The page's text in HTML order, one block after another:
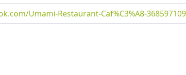
Umami-Restaurant-Caf%C3%A8-